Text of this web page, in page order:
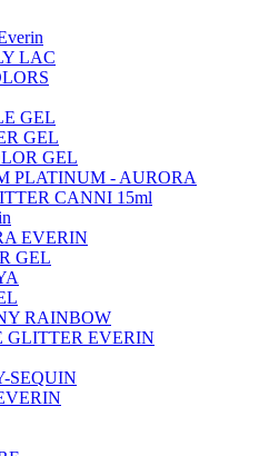
LAC
GEL
GEL
GEL
PLATINUM - AURORA
CANNI 15ml
EVERIN
GEL
RAINBOW
GLITTER EVERIN
SEQUIN